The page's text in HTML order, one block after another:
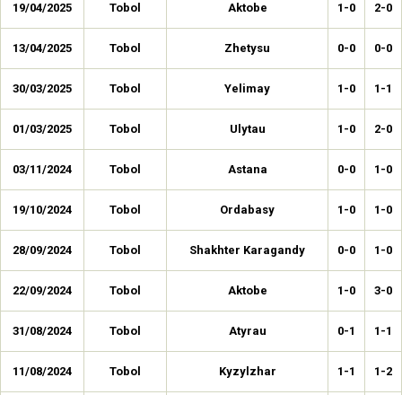
19/04/2025 Tobol Aktobe 1-0 2-0
13/04/2025 Tobol Zhetysu 0-0 0-0
30/03/2025 Tobol Yelimay 1-0 1-1
01/03/2025 Tobol Ulytau 1-0 2-0
03/11/2024 Tobol Astana 0-0 1-0
19/10/2024 Tobol Ordabasy 1-0 1-0
28/09/2024 Tobol Shakhter Karagandy 0-0 1-0
22/09/2024 Tobol Aktobe 1-0 3-0
31/08/2024 Tobol Atyrau 0-1 1-1
11/08/2024 Tobol Kyzylzhar 1-1 1-2